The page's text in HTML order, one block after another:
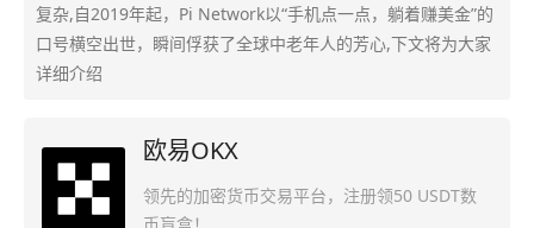
复杂,自2019年起，Pi Network以“手机点一点，躺着赚美金”的
口号横空出世，瞬间俘获了全球中老年人的芳心,下文将为大家
详细介绍
欧易OKX
领先的加密货币交易平台，注册领50 USDT数